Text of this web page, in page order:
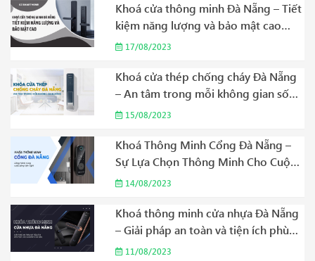
Khoá cửa thông minh Đà Nẵng – Tiết
kiệm năng lượng và bảo mật cao
Năm 2023
17/08/2023
Khoá cửa thép chống cháy Đà Nẵng
– An tâm trong mỗi không gian sống
Năm 2023
15/08/2023
Khoá Thông Minh Cổng Đà Nẵng –
Sự Lựa Chọn Thông Minh Cho Cuộc
Sống Hiện Đại Năm 2023
14/08/2023
Khoá thông minh cửa nhựa Đà Nẵng
– Giải pháp an toàn và tiện ích phù
hợp cho gia đình của bạn Năm 2023
11/08/2023